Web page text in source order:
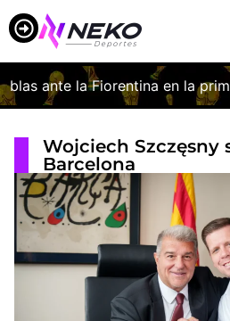
ante la Fiorentina en la
Wojciech Szczęsny
Barcelona